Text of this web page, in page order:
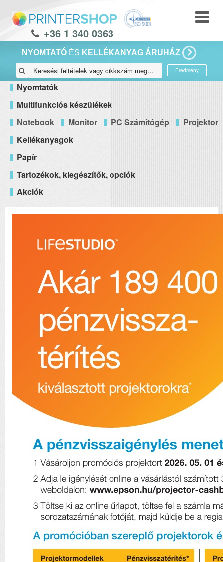
+36 1 340 0363
NYOMTATÓ ÉS KELLÉKANYAG ÁRUHÁZ
Eredmény
Nyomtatók
Multifunkciós készülékek
Notebook
Monitor PC Számítógép
Projektor
Kellékanyagok
Papír
Tartozékok, kiegészítők, opciók
Akciók